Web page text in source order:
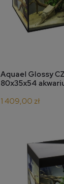
Aquael Glossy
80x35x54
1 409,00 zł